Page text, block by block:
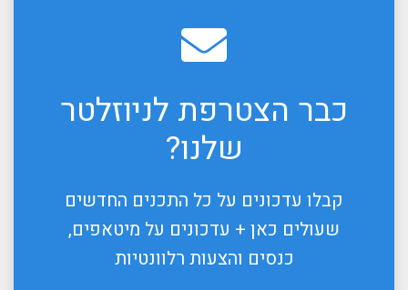
כבר הצטרפת לניוזלטר
שלנו?
קבלו עדכונים על כל התכנים החדשים
שעולים כאן + עדכונים על מיטאפים,
כנסים והצעות רלוונטיות